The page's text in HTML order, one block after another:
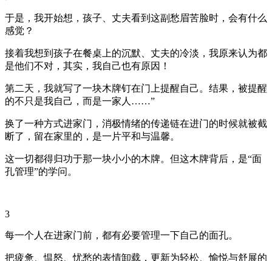
于是，我开始想，孩子、丈夫看到这副愁眉苦脸时，会有什么
感觉？
接着我想到孩子在餐桌上的沉默、丈夫的冷淡，我原来认为都
是他们不对，其实，我自己也有原因！
第二天，我就写了一块木牌钉在门上提醒自己。结果，被提醒
的不只是我自己，而是一家人……”
换了一种方式进家门，消极情绪的传递链在进门的时候就被截
断了，留在家里的，是一片平和与温馨。
这一切都得归功于那一块小小的木牌。但这木牌背后，是“面
孔管理”的学问。
3
每一个人在进家门前，都有必要管理一下自己的面孔。
把疲惫、愠怒、忧愁的表情卸载，更新为轻松、愉悦与舒展的